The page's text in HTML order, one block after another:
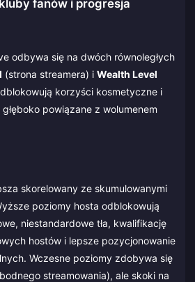
fanów i progresja
odbywa się na dwóch równoległych
(strona streamera) i Wealth Level
korzyści kosmetyczne i
powiązane z wolumenem
skorelowany ze skumulowanymi
poziomy hosta odblokowują
niestandardowe tła, kwalifikację
hostów i lepsze pozycjonowanie
Wczesne poziomy zdobywa się
streamowania), ale skoki na